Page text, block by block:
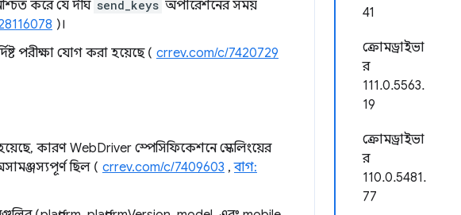
41
ক্রোমড্রাইভা
র
111.0.5563.
19
ক্রোমড্রাইভা
র
110.0.5481.
77
করে যে দীর্ঘ send_keys অপারেশনের সময়
)।
পরীক্ষা যোগ করা হয়েছে ( crrev.com/c/7420729
হয়েছে, কারণ WebDriver স্পেসিফিকেশনে স্কেলিংয়ের
ছিল ( crrev.com/c/7409603 ,বাগ: